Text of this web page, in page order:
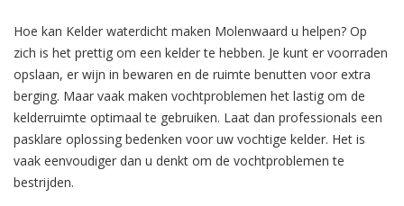
Hoe kan Kelder waterdicht maken Molenwaard u helpen? Op
zich is het prettig om een kelder te hebben. Je kunt er voorraden
opslaan, er wijn in bewaren en de ruimte benutten voor extra
berging. Maar vaak maken vochtproblemen het lastig om de
kelderruimte optimaal te gebruiken. Laat dan professionals een
pasklare oplossing bedenken voor uw vochtige kelder. Het is
vaak eenvoudiger dan u denkt om de vochtproblemen te
bestrijden.